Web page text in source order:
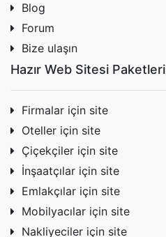
Blog
Forum
Bize ulaşın
Hazır Web Sitesi Paketleri
Firmalar için site
Oteller için site
Çiçekçiler için site
İnşaatçılar için site
Emlakçılar için site
Mobilyacılar için site
Nakliyeciler için site